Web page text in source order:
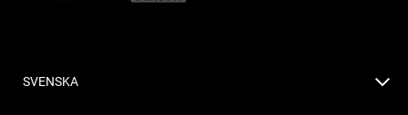
SVENSKA